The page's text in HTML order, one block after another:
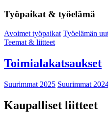
Työpaikat & työelämä
Avoimet työpaikat Työelämän
Teemat & liitteet
Toimialakatsaukset
Suurimmat 2025 Suurimmat
Kaupalliset liitteet